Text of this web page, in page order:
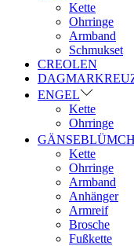
Kette
Ohrringe
Armband
Schmukset
CREOLEN
ENGEL
Kette
Ohrringe
Kette
Ohrringe
Armband
Anhänger
Armreif
Brosche
Fußkette